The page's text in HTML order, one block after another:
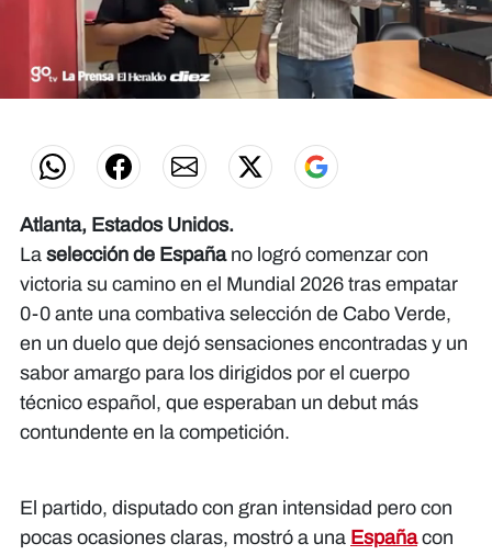
seconds
Atlanta, Estados Unidos.
La selección de Españano logró comenzar con
victoria su camino en el Mundial 2026 tras empatar
0-0 ante una combativa selección de Cabo Verde,
en un duelo que dejó sensaciones encontradas y un
sabor amargo para los dirigidos por el cuerpo
técnico español, que esperaban un debut más
contundente en la competición.
El partido, disputado con gran intensidad pero con
pocas ocasiones claras, mostró a una Españacon